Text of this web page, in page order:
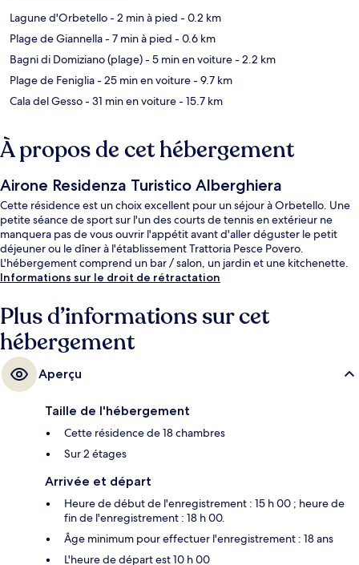
Lagune d'Orbetello- 2 min à pied - 0.2 km
Plage de Giannella- 7 min à pied - 0.6 km
Bagni di Domiziano (plage)- 5 min en voiture- 2.2 km
Plage de Feniglia- 25 min en voiture- 9.7 km
Cala del Gesso- 31 min en voiture- 15.7 km
À propos de cet hébergement
Airone Residenza Turistico Alberghiera
Cette résidence est un choix excellent pour un séjour à Orbetello. Une
petite séance de sport sur l'un des courts de tennis en extérieur ne
manquera pas de vous ouvrir l'appétit avant d'aller déguster le petit
déjeuner ou le dîner à l'établissement Trattoria Pesce Povero.
L'hébergement comprend un bar / salon, un jardin et une kitchenette.
Informations sur le droit de rétractation
Plus d’informations sur cet
hébergement
Aperçu
Taille de l'hébergement
Cette résidence de 18 chambres
Sur 2 étages
Arrivée et départ
Heure de début de l'enregistrement : 15 h 00 ; heure de
fin de l'enregistrement : 18 h 00.
Âge minimum pour effectuer l'enregistrement : 18 ans
L'heure de départ est 10 h 00